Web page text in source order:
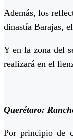
Además, los
dinastía Barajas,
Y en la zona del
realizará en el
Querétaro:
Por principio de